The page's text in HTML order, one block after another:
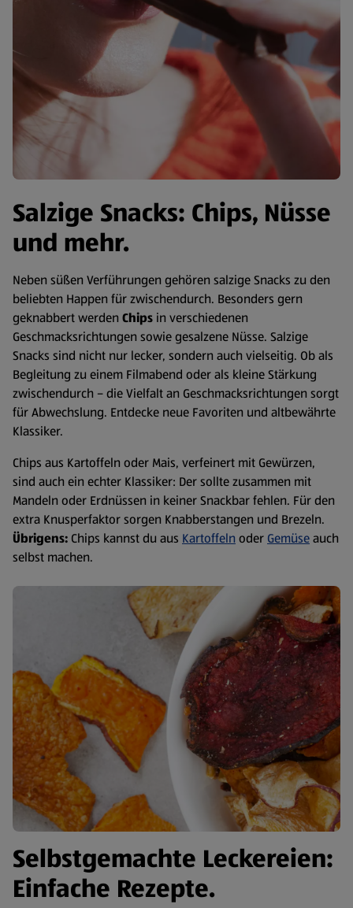
Salzige Snacks: Chips, Nüsse
und mehr.
Neben süßen Verführungen gehören salzige Snacks zu den
beliebten Happen für zwischendurch. Besonders gern
geknabbert werden Chips in verschiedenen
Geschmacksrichtungen sowie gesalzene Nüsse. Salzige
Snacks sind nicht nur lecker, sondern auch vielseitig. Ob als
Begleitung zu einem Filmabend oder als kleine Stärkung
zwischendurch – die Vielfalt an Geschmacksrichtungen sorgt
für Abwechslung. Entdecke neue Favoriten und altbewährte
Klassiker.
Chips aus Kartoffeln oder Mais, verfeinert mit Gewürzen,
sind auch ein echter Klassiker: Der sollte zusammen mit
Mandeln oder Erdnüssen in keiner Snackbar fehlen. Für den
extra Knusperfaktor sorgen Knabberstangen und Brezeln.
Übrigens: Chips kannst du aus Kartoffeln oder Gemüseauch
selbst machen.
Selbstgemachte Leckereien:
Einfache Rezepte.